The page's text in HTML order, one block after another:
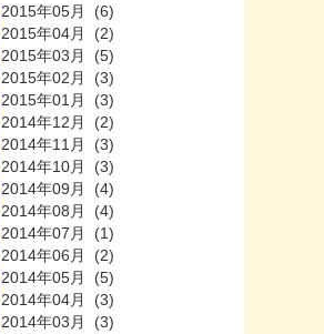
2015年05月 (6)
2015年04月 (2)
2015年03月 (5)
2015年02月 (3)
2015年01月 (3)
2014年12月 (2)
2014年11月 (3)
2014年10月 (3)
2014年09月 (4)
2014年08月 (4)
2014年07月 (1)
2014年06月 (2)
2014年05月 (5)
2014年04月 (3)
2014年03月 (3)